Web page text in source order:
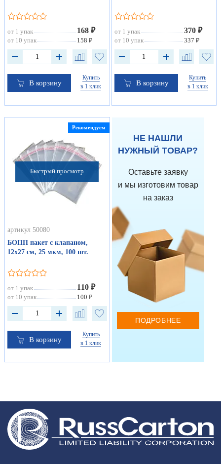
от 1 упак 168 ₽
от 10 упак 158 ₽
В корзину
Купить
в 1 клик
от 1 упак 370 ₽
от 10 упак 337 ₽
В корзину
Купить
в 1 клик
Быстрый просмотр
Рекомендуем
артикул 50080
БОПП пакет с клапаном,
12х27 см, 25 мкм, 100 шт.
от 1 упак 110 ₽
от 10 упак 100 ₽
В корзину
Купить
в 1 клик
НЕ НАШЛИ
НУЖНЫЙ ТОВАР?
Оставьте заявку
и мы изготовим товар
на заказ
ПОДРОБНЕЕ